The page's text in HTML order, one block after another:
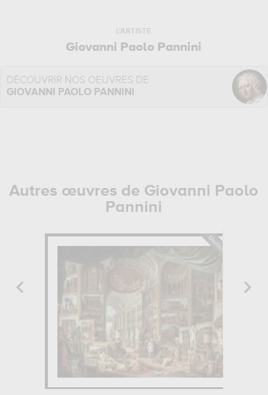
L'ARTISTE
Giovanni Paolo Pannini
DÉCOUVRIR NOS OEUVRES DE
GIOVANNI PAOLO PANNINI
Autres œuvres de Giovanni Paolo
Pannini